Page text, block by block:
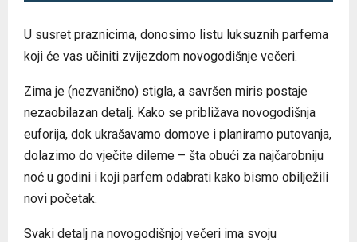
U susret praznicima, donosimo listu luksuznih parfema
koji će vas učiniti zvijezdom novogodišnje večeri.
Zima je (nezvanično) stigla, a savršen miris postaje
nezaobilazan detalj. Kako se približava novogodišnja
euforija, dok ukrašavamo domove i planiramo putovanja,
dolazimo do vječite dileme – šta obući za najčarobniju
noć u godini i koji parfem odabrati kako bismo obilježili
novi početak.
Svaki detalj na novogodišnjoj večeri ima svoju